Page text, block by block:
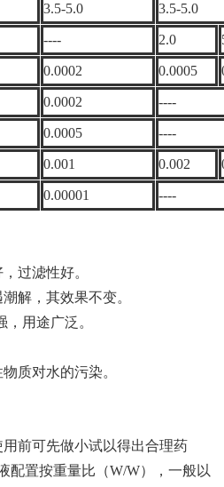
3.5-5.0 3.5-5.0
---- 2.0
0.0002 0.0005
0.0002 ----
0.0005 ----
0.001 0.002
0.00001 ----
过滤性好。
解，其效果不变。
用途广泛。
质对水的污染。
用前可先做小试以得出合理药
配置按重量比（W/W），一般以